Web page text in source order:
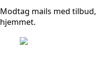
Modtag mails med
hjemmet.